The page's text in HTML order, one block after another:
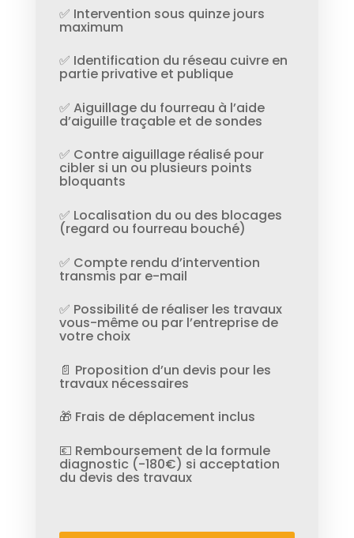
✅ Intervention sous quinze jours
maximum
✅ Identification du réseau cuivre en
partie privative et publique
✅ Aiguillage du fourreau à l’aide
d’aiguille traçable et de sondes
✅ Contre aiguillage réalisé pour
cibler si un ou plusieurs points
bloquants
✅ Localisation du ou des blocages
(regard ou fourreau bouché)
✅ Compte rendu d’intervention
transmis par e-mail
✅ Possibilité de réaliser les travaux
vous-même ou par l’entreprise de
votre choix
📄 Proposition d’un devis pour les
travaux nécessaires
🎁 Frais de déplacement inclus
💶 Remboursement de la formule
diagnostic (-180€) si acceptation
du devis des travaux